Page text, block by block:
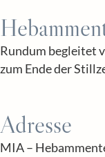
Rundum begleitet
zum Ende der
Adresse
MIA –